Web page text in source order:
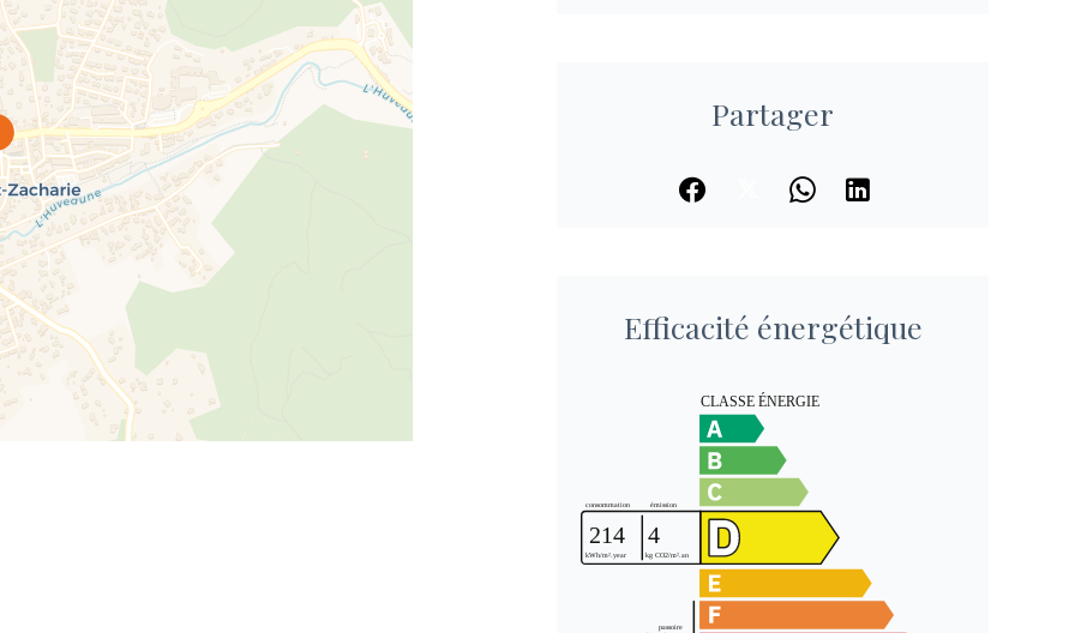
Partager
Efficacité énergétique